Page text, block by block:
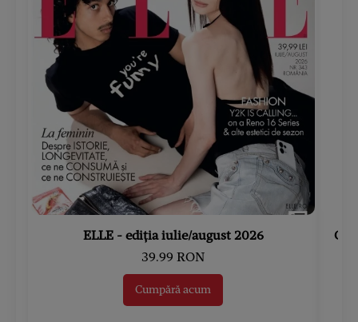
ELLE - ediția iulie/august 2026
39.99 RON
Cumpără acum